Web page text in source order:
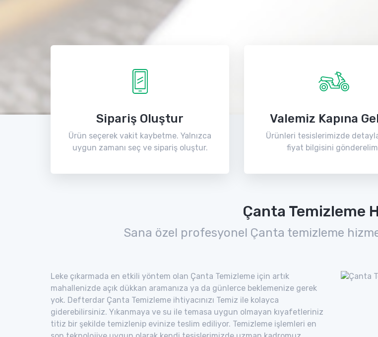
Sipariş Oluştur
Ürün seçerek vakit kaybetme. Yalnızca
uygun zamanı seç ve sipariş oluştur.
Valemiz Kapına
Ürünleri tesislerimizde
fiyat bilgisini
Çanta Temizleme
Sana özel profesyonel Çanta temizleme
Leke çıkarmada en etkili yöntem olan Çanta Temizleme için artık
mahallenizde açık dükkan aramanıza ya da günlerce beklemenize gerek
yok. Defterdar Çanta Temizleme ihtiyacınızı Temiz ile kolayca
giderebilirsiniz. Yıkanmaya ve su ile temasa uygun olmayan kıyafetleriniz
titiz bir şekilde temizlenip evinize teslim ediliyor. Temizleme işlemleri en